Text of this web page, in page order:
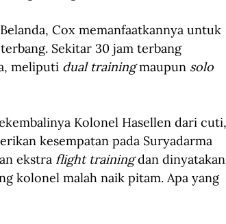
Cox memanfaatkannya untuk
Sekitar 30 jam terbang
meliputi dual training maupun solo
Kolonel Hasellen dari cuti,
kesempatan pada Suryadarma
ekstra flight training dan dinyatakan
kolonel malah naik pitam. Apa yang